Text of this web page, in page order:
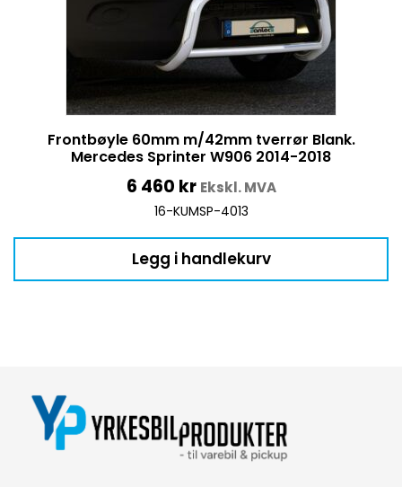
Frontbøyle 60mm m/42mm tverrør Blank.
Mercedes Sprinter W906 2014-2018
6 460 kr Ekskl. MVA
16-KUMSP-4013
Legg i handlekurv